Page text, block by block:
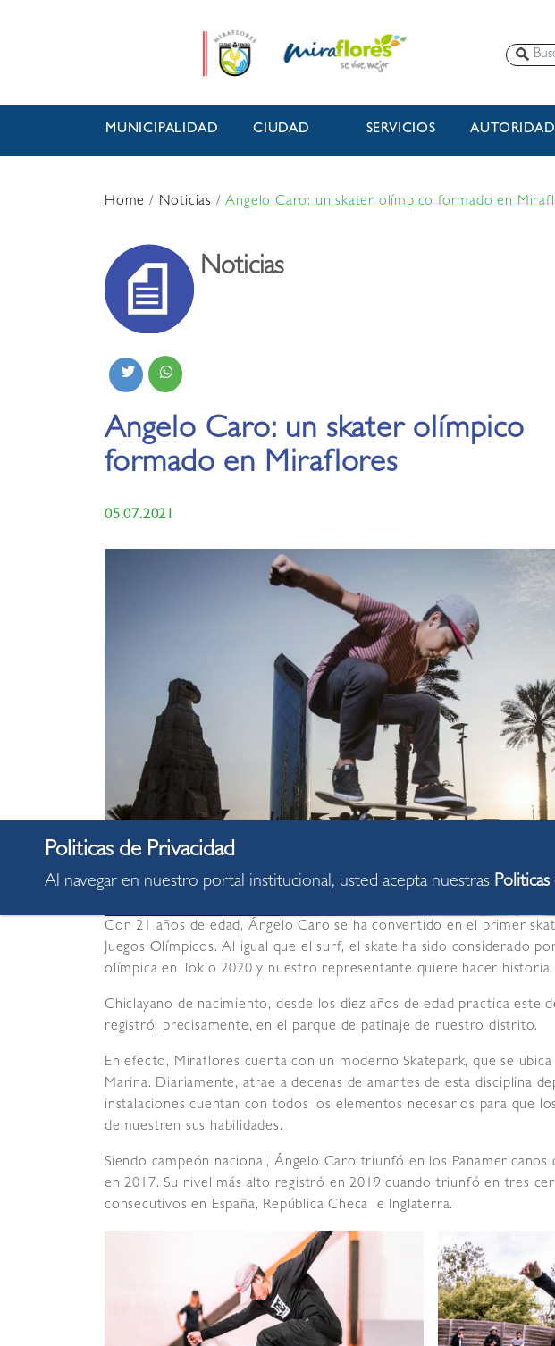
MUNICIPALIDAD CIUDAD SERVICIOS
Home/Noticias /Angelo Caro: un skater olímpico formado en
Noticias
Angelo Caro: un skater olímpico
formado en Miraflores
05.07.2021
Con 21 años de edad, Ángelo Caro se ha convertido en el primer
Juegos Olímpicos. Al igual que el surf, el skate ha sido considerado
olímpica en Tokio 2020 y nuestro representante quiere hacer historia.
Chiclayano de nacimiento, desde los diez años de edad practica este
registró, precisamente, en el parque de patinaje de nuestro distrito.
En efecto, Miraflores cuenta con un moderno Skatepark, que se
Marina. Diariamente, atrae a decenas de amantes de esta disciplina
instalaciones cuentan con todos los elementos necesarios para que
demuestren sus habilidades.
Siendo campeón nacional, Ángelo Caro triunfó en los Panamericanos
en 2017. Su nivel más alto registró en 2019 cuando triunfó en tres
consecutivos en España, República Checa e Inglaterra.
Al navegar en nuestro portal institucional, usted acepta nuestras